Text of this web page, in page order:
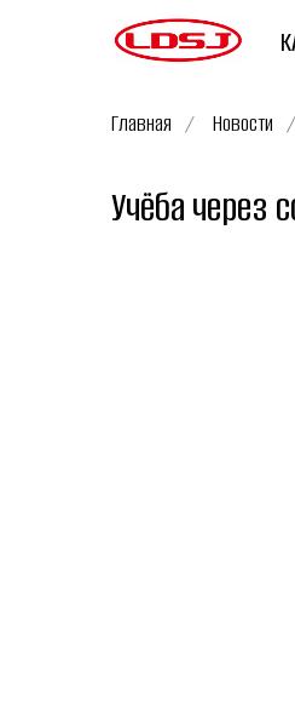
Главная / Новости /
Учёба через